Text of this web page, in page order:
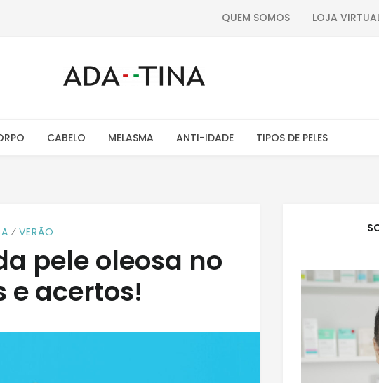
QUEM SOMOS LOJA
CABELO MELASMA ANTI-IDADE TIPOS DE PELES
⁄ VERÃO
pele oleosa no
e acertos!